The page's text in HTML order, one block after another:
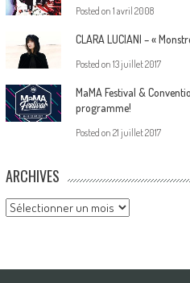
Posted on 1 avril 2008
CLARA LUCIANI – «
Posted on 13 juillet 2017
MaMA Festival &
programme!
Posted on 21 juillet 2017
ARCHIVES
Archives